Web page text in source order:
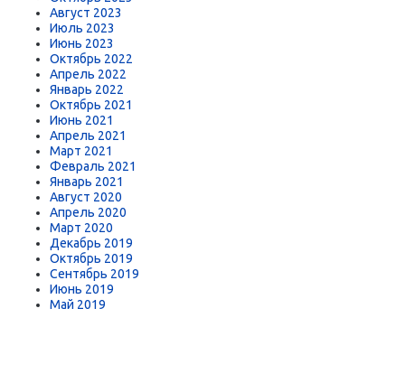
Август 2023
Июль 2023
Июнь 2023
Октябрь 2022
Апрель 2022
Январь 2022
Октябрь 2021
Июнь 2021
Апрель 2021
Март 2021
Февраль 2021
Январь 2021
Август 2020
Апрель 2020
Март 2020
Декабрь 2019
Октябрь 2019
Сентябрь 2019
Июнь 2019
Май 2019